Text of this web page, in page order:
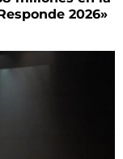
2026»